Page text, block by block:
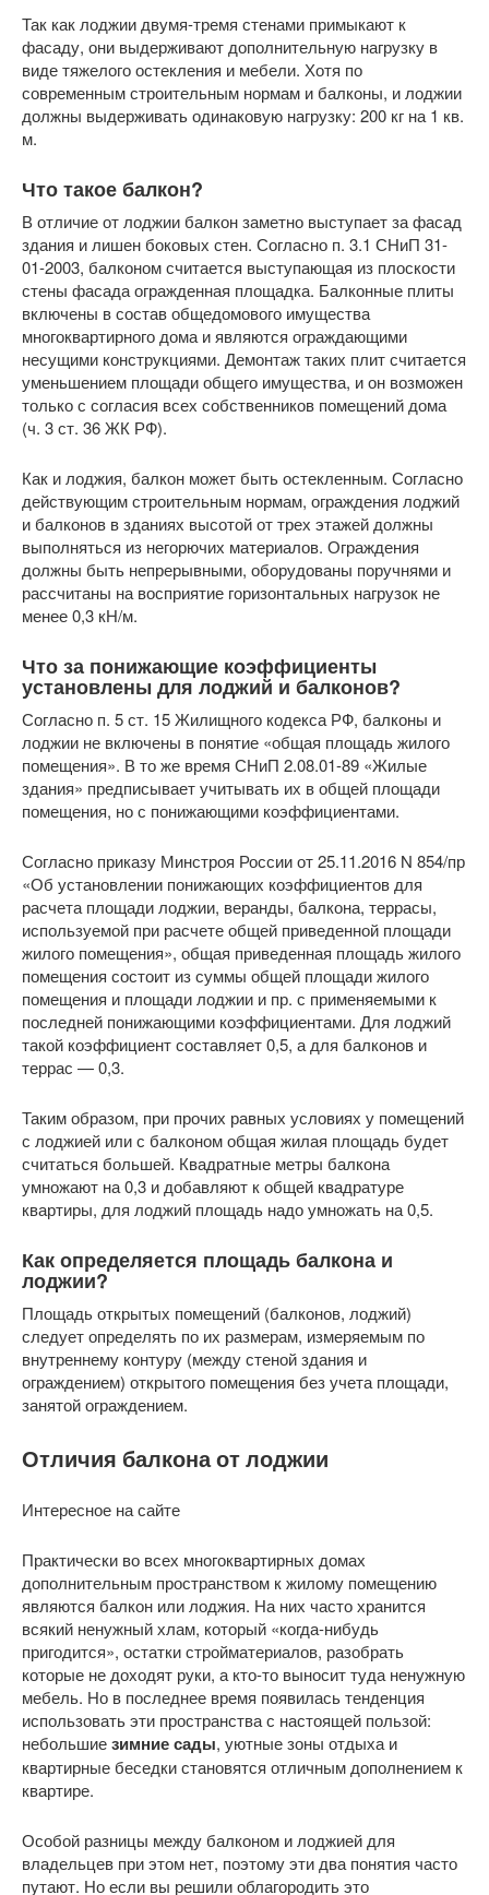
Так как лоджии двумя-тремя стенами примыкают к
фасаду, они выдерживают дополнительную нагрузку в
виде тяжелого остекления и мебели. Хотя по
современным строительным нормам и балконы, и лоджии
должны выдерживать одинаковую нагрузку: 200 кг на 1 кв.
м.
Что такое балкон?
В отличие от лоджии балкон заметно выступает за фасад
здания и лишен боковых стен. Согласно п. 3.1 СНиП 31-
01-2003, балконом считается выступающая из плоскости
стены фасада огражденная площадка. Балконные плиты
включены в состав общедомового имущества
многоквартирного дома и являются ограждающими
несущими конструкциями. Демонтаж таких плит считается
уменьшением площади общего имущества, и он возможен
только с согласия всех собственников помещений дома
(ч. 3 ст. 36 ЖК РФ).
Как и лоджия, балкон может быть остекленным. Согласно
действующим строительным нормам, ограждения лоджий
и балконов в зданиях высотой от трех этажей должны
выполняться из негорючих материалов. Ограждения
должны быть непрерывными, оборудованы поручнями и
рассчитаны на восприятие горизонтальных нагрузок не
менее 0,3 кН/м.
Что за понижающие коэффициенты
установлены для лоджий и балконов?
Согласно п. 5 ст. 15 Жилищного кодекса РФ, балконы и
лоджии не включены в понятие «общая площадь жилого
помещения». В то же время СНиП 2.08.01-89 «Жилые
здания» предписывает учитывать их в общей площади
помещения, но с понижающими коэффициентами.
Согласно приказу Минстроя России от 25.11.2016 N 854/пр
«Об установлении понижающих коэффициентов для
расчета площади лоджии, веранды, балкона, террасы,
используемой при расчете общей приведенной площади
жилого помещения», общая приведенная площадь жилого
помещения состоит из суммы общей площади жилого
помещения и площади лоджии и пр. с применяемыми к
последней понижающими коэффициентами. Для лоджий
такой коэффициент составляет 0,5, а для балконов и
террас — 0,3.
Таким образом, при прочих равных условиях у помещений
с лоджией или с балконом общая жилая площадь будет
считаться большей. Квадратные метры балкона
умножают на 0,3 и добавляют к общей квадратуре
квартиры, для лоджий площадь надо умножать на 0,5.
Как определяется площадь балкона и
лоджии?
Площадь открытых помещений (балконов, лоджий)
следует определять по их размерам, измеряемым по
внутреннему контуру (между стеной здания и
ограждением) открытого помещения без учета площади,
занятой ограждением.
Отличия балкона от лоджии
Интересное на сайте
Практически во всех многоквартирных домах
дополнительным пространством к жилому помещению
являются балкон или лоджия. На них часто хранится
всякий ненужный хлам, который «когда-нибудь
пригодится», остатки стройматериалов, разобрать
которые не доходят руки, а кто-то выносит туда ненужную
мебель. Но в последнее время появилась тенденция
использовать эти пространства с настоящей пользой:
небольшиезимние сады, уютные зоны отдыха и
квартирные беседки становятся отличным дополнением к
квартире.
Особой разницы между балконом и лоджией для
владельцев при этом нет, поэтому эти два понятия часто
путают. Но если вы решили облагородить это